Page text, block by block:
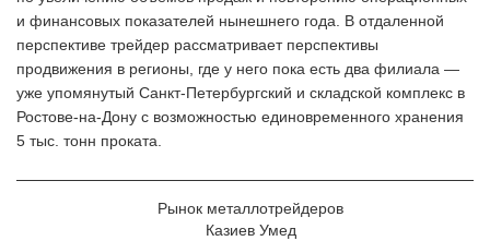
и финансовых показателей нынешнего года. В отдаленной
перспективе трейдер рассматривает перспективы
продвижения в регионы, где у него пока есть два филиала —
уже упомянутый Санкт-Петербургский и складской комплекс в
Ростове-на-Дону с возможностью единовременного хранения
5 тыс. тонн проката.
Рынок металлотрейдеров
Казиев Умед